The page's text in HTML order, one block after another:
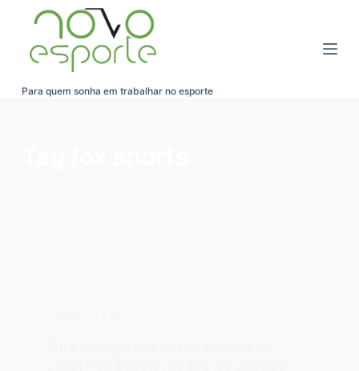
Para quem sonha em trabalhar no esporte